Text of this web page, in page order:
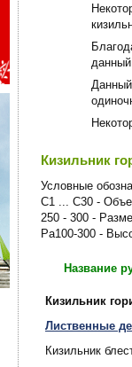
Кизильник
Условные
C1 ... C30 -
250 - 300 -
Pa100-300 -
Название
Кизильник
Лиственные
Кизильник